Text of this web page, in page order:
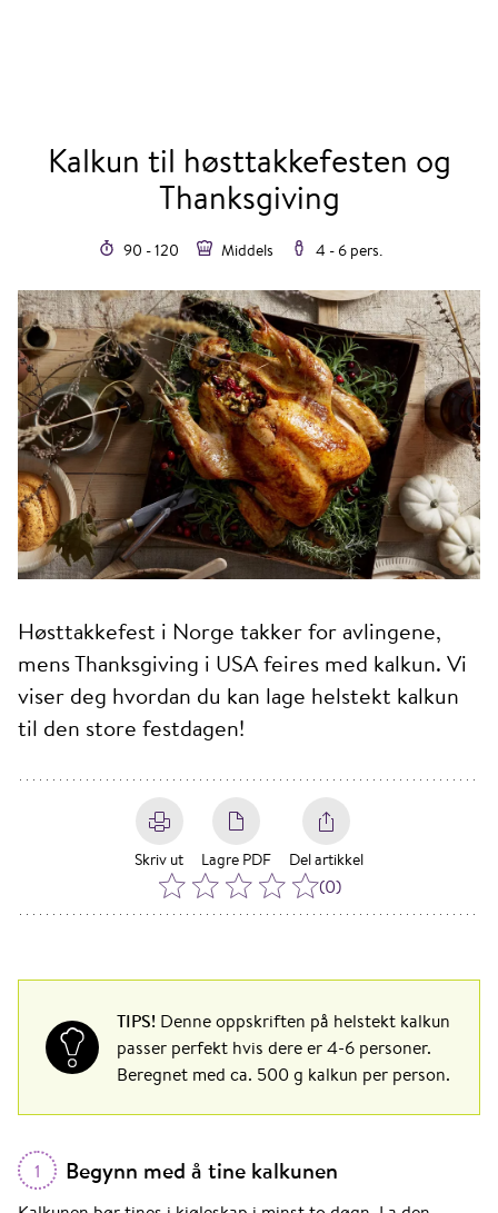
Kalkun til høsttakkefesten og
Thanksgiving
90 - 120 Middels 4 - 6 pers.
Høsttakkefest i Norge takker for avlingene,
mens Thanksgiving i USA feires med kalkun. Vi
viser deg hvordan du kan lage helstekt kalkun
til den store festdagen!
Skriv ut Lagre PDF Del artikkel
(0)
TIPS! Denne oppskriften på helstekt kalkun
passer perfekt hvis dere er 4-6 personer.
Beregnet med ca. 500 g kalkun per person.
1 Begynn med å tine kalkunen